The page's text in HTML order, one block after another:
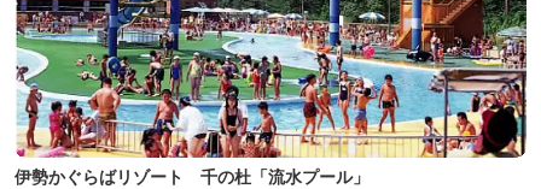
伊勢かぐらばリゾート 千の杜「流水プール」